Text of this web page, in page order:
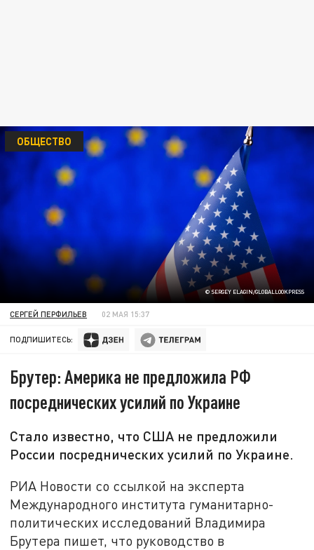
© SERGEY ELAGIN/GLOBALLOOKPRESS
ОБЩЕСТВО
СЕРГЕЙ ПЕРФИЛЬЕВ 02 МАЯ 15:37
ПОДПИШИТЕСЬ:
Брутер: Америка не предложила РФ
посреднических усилий по Украине
Стало известно, что США не предложили
России посреднических усилий по Украине.
РИА Новости со ссылкой на эксперта
Международного института гуманитарно-
политических исследований Владимира
Брутера пишет, что руководство в